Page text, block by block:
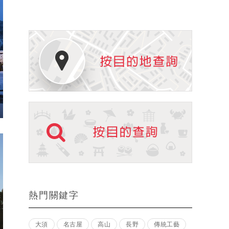
熱門關鍵字
大須 名古屋 高山 長野 傳統工藝